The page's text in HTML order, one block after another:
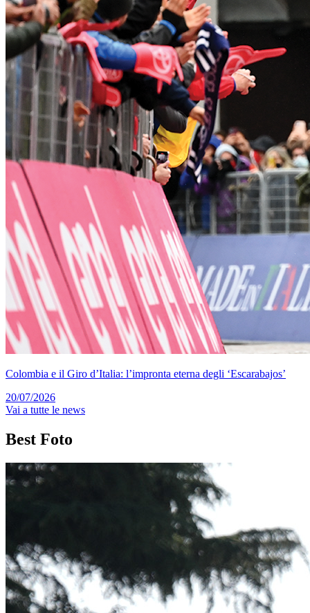
Colombia e il Giro d’Italia: l’impronta eterna degli ‘Escarabajos’
20/07/2026
Vai a tutte le news
Best Foto